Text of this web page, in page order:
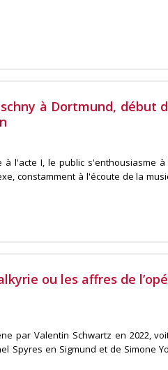
à Dortmund, début
l'acte I, le public s'enthousiasme à
constamment à l'écoute de la
ou les affres de
par Valentin Schwartz en 2022,
Spyres en Sigmund et de Simone